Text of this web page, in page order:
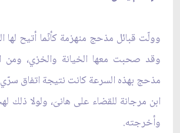
وولّت قبائل مذحج منهزمة كأنّما أتيح
وقد صحبت معها الخيانة والخزي، ومن
مذحج بهذه السرعة كانت نتيجة اتفاق سرّي
ابن مرجانة للقضاء على هانىَ، ولولا
وأخرجته.